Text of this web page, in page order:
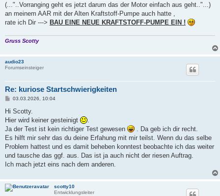
(..."..Vorranging geht es jetzt darum das der Motor einfach aus geht.."...)
an meinem AAR mit der Alten Kraftstoff-Pumpe auch hatte ,
rate ich Dir ---> BAU EINE NEUE KRAFTSTOFF-PUMPE EIN !
Gruss Scotty
audio23
Forumseinsteiger
Re: kuriose Startschwierigkeiten
B
r
a
03.03.2026, 10:04
Hi Scotty.
Hier wird keiner gesteinigt
.
Ja der Test ist kein richtiger Test gewesen
. Da geb ich dir recht.
Es hilft mir sehr das du deine Erfahung mit mir teilst. Wenn du das selbe
Problem hattest und es damit beheben konntest beobachte ich das weiter
und tausche das ggf. aus. Das ist ja auch nicht der riesen Auftrag.
Ich mach jetzt eins nach dem anderen.
scotty10
Entwicklungsleiter